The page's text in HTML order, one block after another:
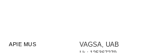
Pagamintas iš polietileno
Turi gofruotą paviršių
APIE MUS
VAGSA, UAB
Į.k.: 125367279